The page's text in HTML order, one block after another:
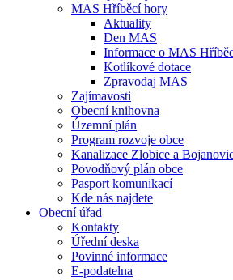
MAS Hříběcí hory
Aktuality
Den MAS
Informace o MAS
Kotlíkové dotace
Zpravodaj MAS
Zajímavosti
Obecní knihovna
Územní plán
Program rozvoje obce
Kanalizace Zlobice a
Povodňový plán obce
Pasport komunikací
Kde nás najdete
Obecní úřad
Kontakty
Úřední deska
Povinné informace
E-podatelna